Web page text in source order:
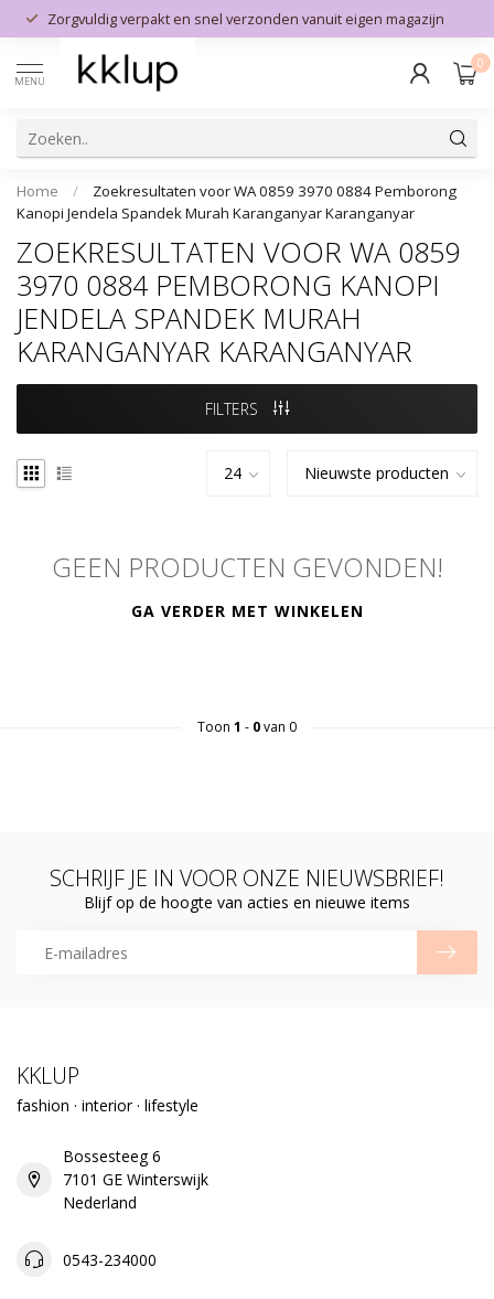
Zorgvuldig verpakt en snel verzonden vanuit eigen magazijn
MENU
0
Home /
Zoekresultaten voor WA 0859 3970 0884 Pemborong
Kanopi Jendela Spandek Murah Karanganyar Karanganyar
ZOEKRESULTATEN VOOR WA 0859
3970 0884 PEMBORONG KANOPI
JENDELA SPANDEK MURAH
KARANGANYAR KARANGANYAR
FILTERS
GEEN PRODUCTEN GEVONDEN!
GA VERDER MET WINKELEN
Toon 1 - 0van 0
SCHRIJF JE IN VOOR ONZE NIEUWSBRIEF!
Blijf op de hoogte van acties en nieuwe items
KKLUP
fashion · interior · lifestyle
Bossesteeg 6
7101 GE Winterswijk
Nederland
0543-234000